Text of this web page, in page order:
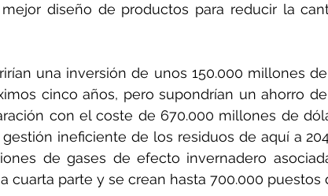
diseño de productos para reducir la
una inversión de unos 150.000 millones
cinco años, pero supondrían un ahorro
con el coste de 670.000 millones de
ineficiente de los residuos de aquí a
de gases de efecto invernadero
cuarta parte y se crean hasta 700.000 puestos